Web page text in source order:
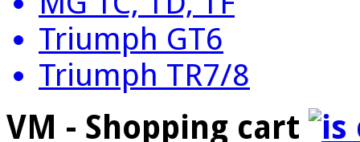
Triumph GT6
Triumph TR7/8
VM - Shopping cart